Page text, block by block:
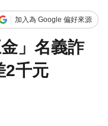
下大小事！
9最靠近
加入為 Google 偏好來源
」名義詐
2千元